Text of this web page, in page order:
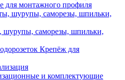
для монтажного профиля
саморезы, шпильки,
Крепёж для